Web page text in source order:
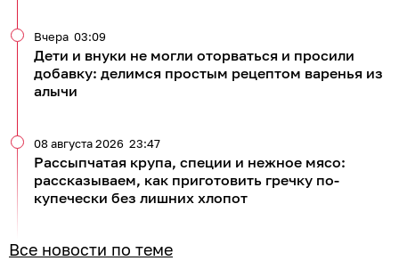
Дети и внуки не могли оторваться и просили
добавку: делимся простым рецептом варенья из
алычи
Вчера 03:09
Рассыпчатая крупа, специи и нежное мясо:
рассказываем, как приготовить гречку по-
купечески без лишних хлопот
08 августа 2026 23:47
Все новости по теме